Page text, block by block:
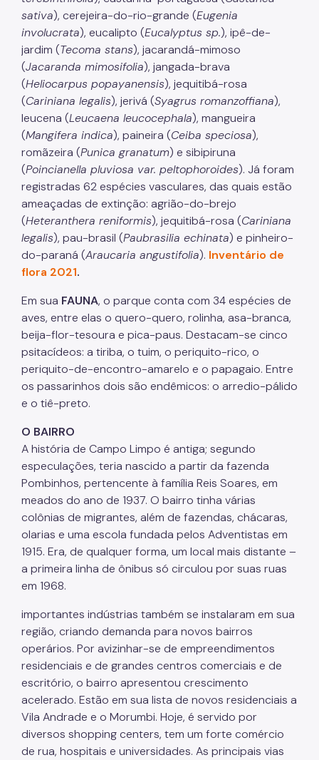
sativa), cerejeira-do-rio-grande (Eugenia
involucrata), eucalipto (Eucalyptus sp.), ipê-de-
jardim (Tecoma stans), jacarandá-mimoso
(Jacaranda mimosifolia), jangada-brava
(Heliocarpus popayanensis), jequitibá-rosa
(Cariniana legalis), jerivá (Syagrus romanzoffiana),
leucena (Leucaena leucocephala), mangueira
(Mangifera indica), paineira (Ceiba speciosa),
romãzeira (Punica granatum) e sibipiruna
(Poincianella pluviosa var. peltophoroides). Já foram
registradas 62 espécies vasculares, das quais estão
ameaçadas de extinção: agrião-do-brejo
(Heteranthera reniformis), jequitibá-rosa (Cariniana
legalis), pau-brasil (Paubrasilia echinata) e pinheiro-
do-paraná (Araucaria angustifolia). Inventário de
flora 2021.
Em sua FAUNA, o parque conta com 34 espécies de
aves, entre elas o quero-quero, rolinha, asa-branca,
beija-flor-tesoura e pica-paus. Destacam-se cinco
psitacídeos: a tiriba, o tuim, o periquito-rico, o
periquito-de-encontro-amarelo e o papagaio. Entre
os passarinhos dois são endêmicos: o arredio-pálido
e o tiê-preto.
O BAIRRO
A história de Campo Limpo é antiga; segundo
especulações, teria nascido a partir da fazenda
Pombinhos, pertencente à família Reis Soares, em
meados do ano de 1937. O bairro tinha várias
colônias de migrantes, além de fazendas, chácaras,
olarias e uma escola fundada pelos Adventistas em
1915. Era, de qualquer forma, um local mais distante –
a primeira linha de ônibus só circulou por suas ruas
em 1968.
importantes indústrias também se instalaram em sua
região, criando demanda para novos bairros
operários. Por avizinhar-se de empreendimentos
residenciais e de grandes centros comerciais e de
escritório, o bairro apresentou crescimento
acelerado. Estão em sua lista de novos residenciais a
Vila Andrade e o Morumbi. Hoje, é servido por
diversos shopping centers, tem um forte comércio
de rua, hospitais e universidades. As principais vias